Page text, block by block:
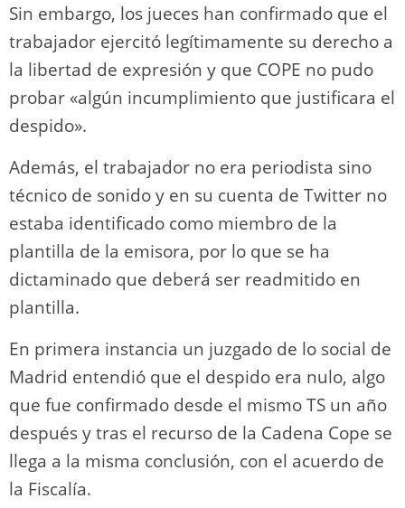
Sin embargo, los jueces han confirmado que el
trabajador ejercitó legítimamente su derecho a
la libertad de expresión y que COPE no pudo
probar «algún incumplimiento que justificara el
despido».
Además, el trabajador no era periodista sino
técnico de sonido y en su cuenta de Twitter no
estaba identificado como miembro de la
plantilla de la emisora, por lo que se ha
dictaminado que deberá ser readmitido en
plantilla.
En primera instancia un juzgado de lo social de
Madrid entendió que el despido era nulo, algo
que fue confirmado desde el mismo TS un año
después y tras el recurso de la Cadena Cope se
llega a la misma conclusión, con el acuerdo de
la Fiscalía.